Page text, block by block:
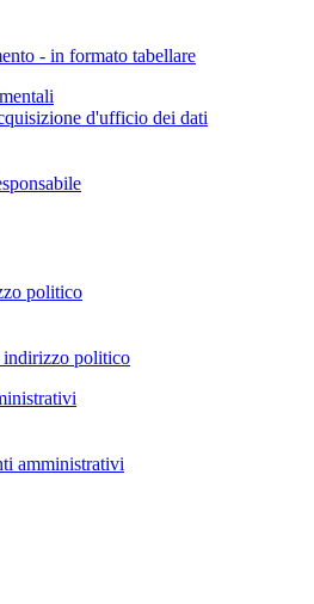
- in formato tabellare
d'ufficio dei dati
politico
indirizzo politico
amministrativi